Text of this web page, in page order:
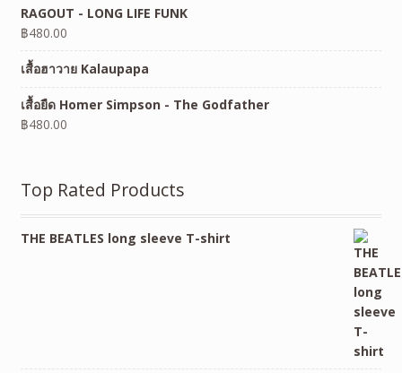
RAGOUT - LONG LIFE FUNK
฿480.00
เสื้อฮาวาย Kalaupapa
เสื้อยืด Homer Simpson - The Godfather
฿480.00
Top Rated Products
THE BEATLES long sleeve T-shirt